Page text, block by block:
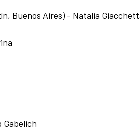
Buenos Aires) - Natalia
Gabelich